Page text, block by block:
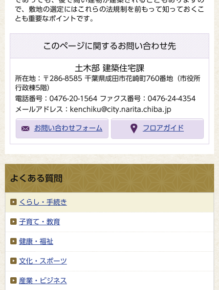
で、敷地の選定にはこれらの法規制を前もって知っておくこ
とも重要なポイントです。
このページに関するお問い合わせ先
土木部 建築住宅課
所在地：〒286-8585 千葉県成田市花崎町760番地（市役所
行政棟5階）
電話番号：0476-20-1564 ファクス番号：0476-24-4354
メールアドレス：kenchiku@city.narita.chiba.jp
お問い合わせフォーム フロアガイド
よくある質問
くらし・手続き
子育て・教育
健康・福祉
文化・スポーツ
産業・ビジネス